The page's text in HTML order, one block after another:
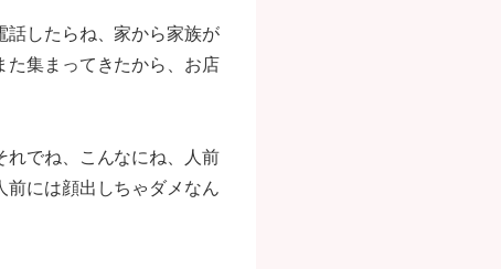
話したらね、家から家族が
た集まってきたから、お店
れでね、こんなにね、人前
には顔出しちゃダメなん